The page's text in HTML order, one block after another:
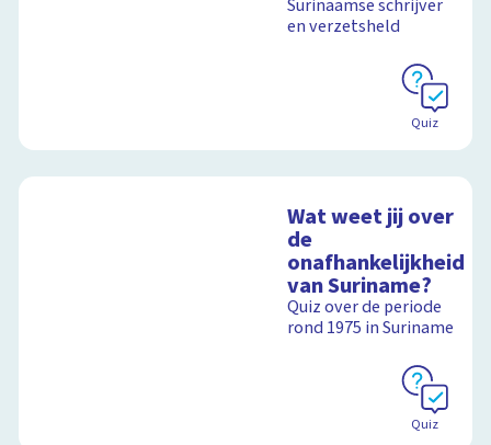
Surinaamse schrijver
en verzetsheld
Quiz
Wat weet jij over
de
onafhankelijkheid
van Suriname?
Quiz over de periode
rond 1975 in Suriname
Quiz